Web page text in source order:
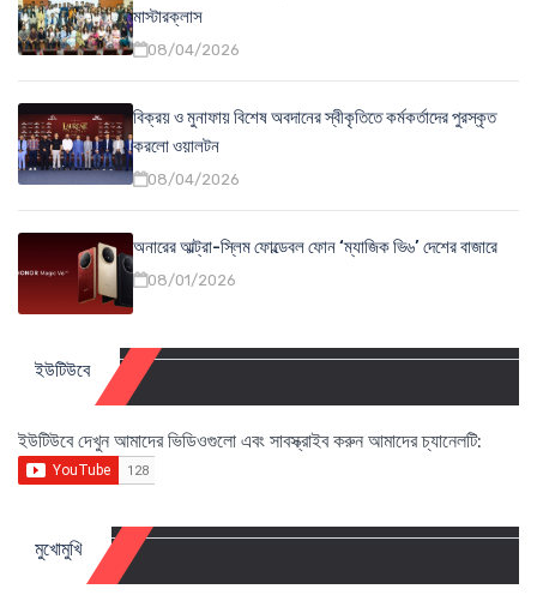
মাস্টারক্লাস
08/04/2026
বিক্রয় ও মুনাফায় বিশেষ অবদানের স্বীকৃতিতে কর্মকর্তাদের পুরস্কৃত
করলো ওয়ালটন
08/04/2026
অনারের আল্ট্রা-স্লিম ফোল্ডেবল ফোন ‘ম্যাজিক ভি৬’ দেশের বাজারে
08/01/2026
ইউটিউবে
ইউটিউবে দেখুন আমাদের ভিডিওগুলো এবং সাবস্ক্রাইব করুন আমাদের চ্যানেলটি:
মুখোমুখি